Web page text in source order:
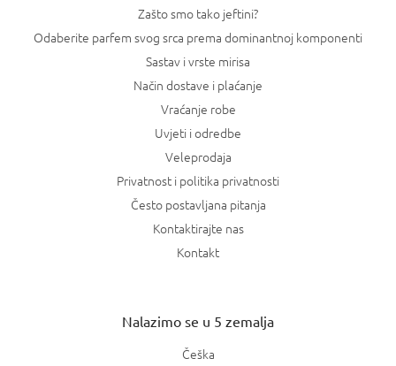
Zašto smo tako jeftini?
Odaberite parfem svog srca prema dominantnoj komponenti
Sastav i vrste mirisa
Način dostave i plaćanje
Vraćanje robe
Uvjeti i odredbe
Veleprodaja
Privatnost i politika privatnosti
Često postavljana pitanja
Kontaktirajte nas
Kontakt
Nalazimo se u 5 zemalja
Češka